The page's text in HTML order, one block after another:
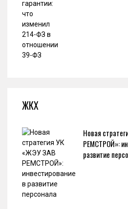
ЖКХ
Новая
РЕМСТРОЙ»:
развитие